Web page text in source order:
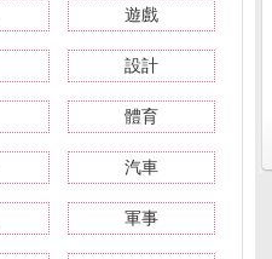
遊戲
設計
體育
汽車
軍事